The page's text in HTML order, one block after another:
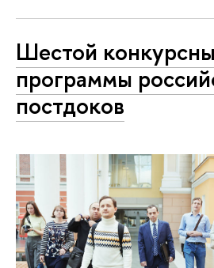
Шестой
программы
постдоков